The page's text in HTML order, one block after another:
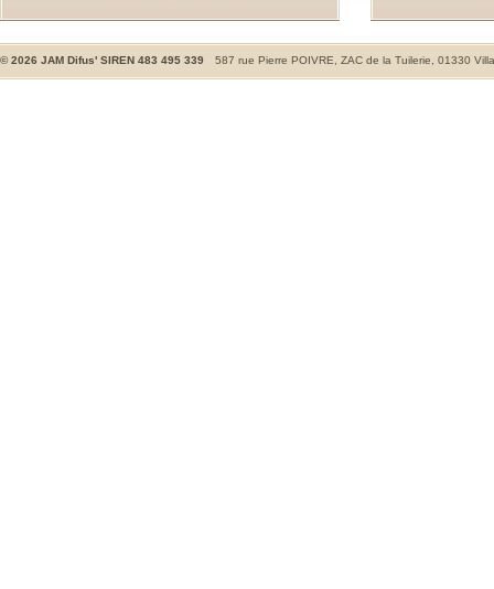
©2026 JAM Difus' SIREN 483 495 339 587 rue Pierre POIVRE, ZAC de la Tuilerie, 01330